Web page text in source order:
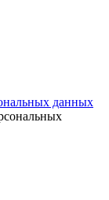
данных